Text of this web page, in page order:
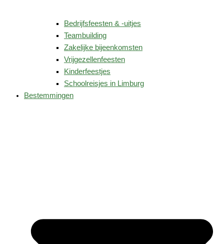
Bedrijfsfeesten & -uitjes
Teambuilding
Zakelijke bijeenkomsten
Vrijgezellenfeesten
Kinderfeestjes
Schoolreisjes in Limburg
Bestemmingen